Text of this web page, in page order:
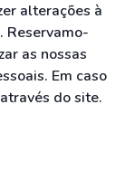
alterações à
Reservamo-
as nossas
Em caso
do site.